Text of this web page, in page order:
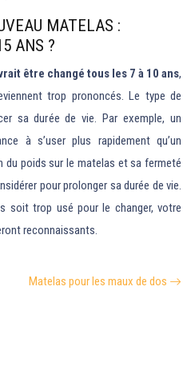
MATELAS :
ANS ?
être changé tous les 7 à 10 ans,
trop prononcés. Le type de
sa durée de vie. Par exemple, un
à s’user plus rapidement qu’un
poids sur le matelas et sa fermeté
pour prolonger sa durée de vie.
soit trop usé pour le changer, votre
reconnaissants.
Matelas pour les maux de dos